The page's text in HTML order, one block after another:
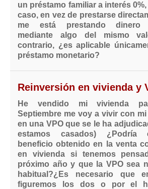
un préstamo familiar a interés
caso, en vez de prestarse
me está prestando dinero
mediante algo del mismo
contrario, ¿es aplicable
préstamo monetario?
Reinversión en vivienda y
He vendido mi vivienda
Septiembre me voy a vivir con
en una VPO que se le ha
estamos casados) ¿Podría
beneficio obtenido en la venta
en vivienda si tenemos
próximo año y que la VPO sea
habitual?¿Es necesario que
figuremos los dos o por el